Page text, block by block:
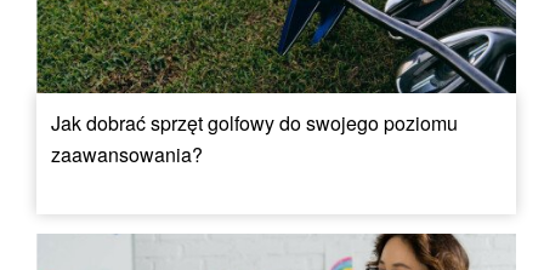
Jak dobrać sprzęt golfowy do swojego poziomu
zaawansowania?